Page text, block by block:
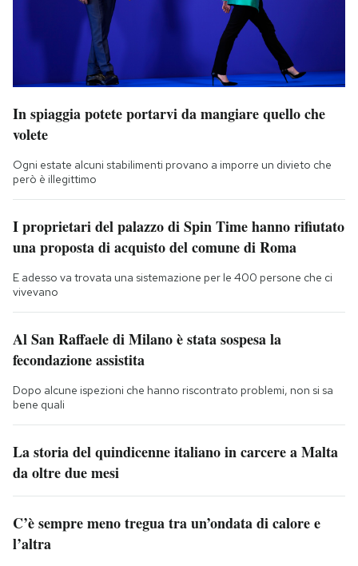
In spiaggia potete portarvi da mangiare quello che
volete
Ogni estate alcuni stabilimenti provano a imporre un divieto che
però è illegittimo
I proprietari del palazzo di Spin Time hanno rifiutato
una proposta di acquisto del comune di Roma
E adesso va trovata una sistemazione per le 400 persone che ci
vivevano
Al San Raffaele di Milano è stata sospesa la
fecondazione assistita
Dopo alcune ispezioni che hanno riscontrato problemi, non si sa
bene quali
La storia del quindicenne italiano in carcere a Malta
da oltre due mesi
C’è sempre meno tregua tra un’ondata di calore e
l’altra